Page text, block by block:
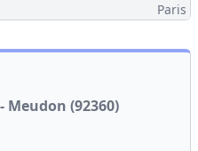
Paris
- Meudon (92360)